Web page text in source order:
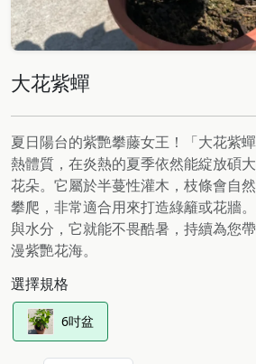
大花紫蟬
夏日陽台的紫艷攀藤女王！「大花紫
熱體質，在炎熱的夏季依然能綻放碩
花朵。它屬於半蔓性灌木，枝條會自
攀爬，非常適合用來打造綠籬或花牆
與水分，它就能不畏酷暑，持續為您
漫紫艷花海。
選擇規格
6吋盆